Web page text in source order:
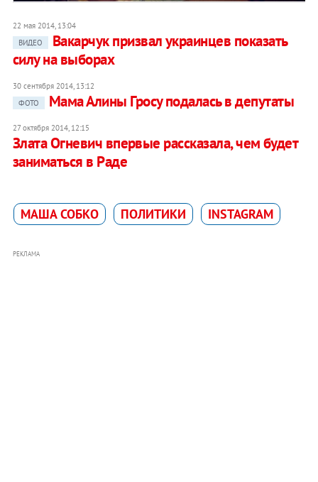
22 мая 2014, 13:04
ВИДЕО
Вакарчук призвал украинцев показать
силу на выборах
30 сентября 2014, 13:12
ФОТО
Мама Алины Гросу подалась в депутаты
27 октября 2014, 12:15
Злата Огневич впервые рассказала, чем будет
заниматься в Раде
МАША СОБКО ПОЛИТИКИ INSTAGRAM
РЕКЛАМА